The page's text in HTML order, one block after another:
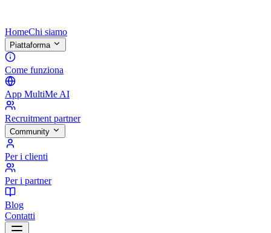
HomeChi siamo
Piattaforma
Come funziona
App MultiMe AI
Recruitment partner
Community
Per i clienti
Per i partner
Blog
Contatti